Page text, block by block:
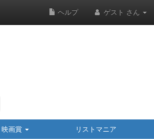
ヘルプ ゲスト さん
映画賞 リストマニア